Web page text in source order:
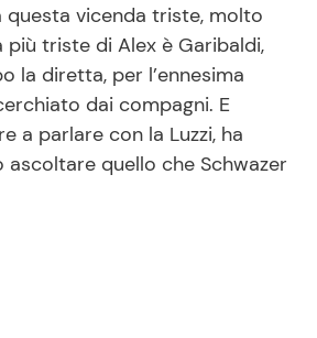
questa vicenda triste, molto
triste di Alex è Garibaldi,
la diretta, per l’ennesima
dai compagni. E
a parlare con la Luzzi, ha
quello che Schwazer